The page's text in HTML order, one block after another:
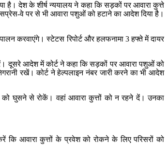
है। देश के शीर्ष न्ययालय ने कहा कि सड़कों पर आवारा कुत्ते
वे पर से भी आवारा पशुओं को हटाने का आदेश दिया है।
करवाएंगे। स्टेटस रिपोर्ट और हलफनामा 3 हफ्ते में दायर
दूसरे आदेश में कोर्ट ने कहा कि सड़कों पर आवारा पशुओं को
रखें। कोर्ट ने हेल्पलाइन नंबर जारी करने का भी आदेश
को घुसने से रोकें। वहां आवारा कुत्तों को न रहने दें। उनका
कि आवारा कुत्तों के प्रवेश को रोकने के लिए परिसरों को